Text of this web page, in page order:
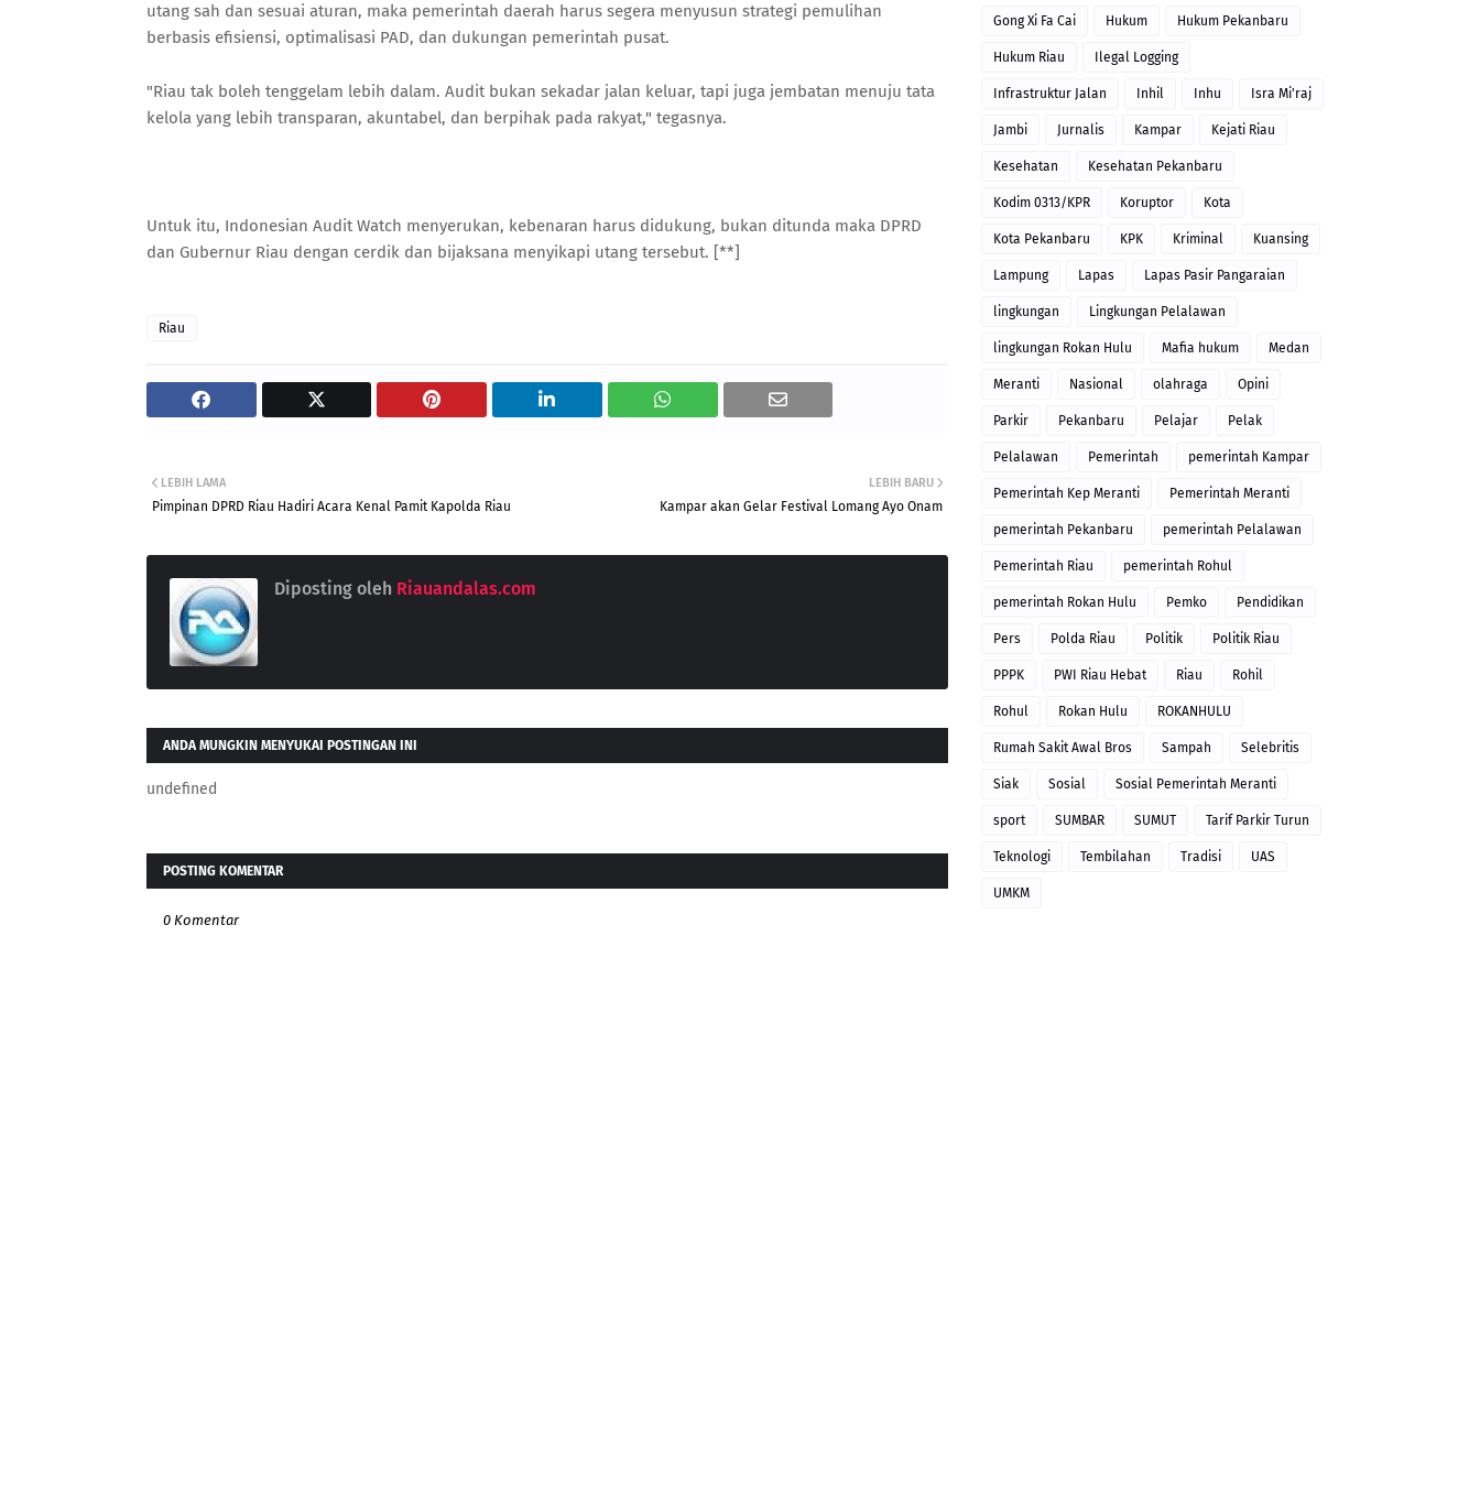
utang sah dan sesuai aturan, maka pemerintah daerah harus segera menyusun strategi pemulihan
berbasis efisiensi, optimalisasi PAD, dan dukungan pemerintah pusat.
"Riau tak boleh tenggelam lebih dalam. Audit bukan sekadar jalan keluar, tapi juga jembatan menuju tata
kelola yang lebih transparan, akuntabel, dan berpihak pada rakyat," tegasnya.
Untuk itu, Indonesian Audit Watch menyerukan, kebenaran harus didukung, bukan ditunda maka DPRD
dan Gubernur Riau dengan cerdik dan bijaksana menyikapi utang tersebut. [**]
Riau
LEBIH BARU
Kampar akan Gelar Festival Lomang Ayo Onam
LEBIH LAMA
Pimpinan DPRD Riau Hadiri Acara Kenal Pamit Kapolda Riau
Diposting oleh Riauandalas.com
ANDA MUNGKIN MENYUKAI POSTINGAN INI
undefined
POSTING KOMENTAR
0 Komentar
Gong Xi Fa Cai Hukum Hukum Pekanbaru
Hukum Riau Ilegal Logging
Infrastruktur Jalan Inhil Inhu Isra Mi'raj
Jambi Jurnalis Kampar Kejati Riau
Kesehatan Kesehatan Pekanbaru
Kodim 0313/KPR Koruptor Kota
Kota Pekanbaru KPK Kriminal Kuansing
Lampung Lapas Lapas Pasir Pangaraian
lingkungan Lingkungan Pelalawan
lingkungan Rokan Hulu Mafia hukum Medan
Meranti Nasional olahraga Opini
Parkir Pekanbaru Pelajar Pelak
Pelalawan Pemerintah pemerintah Kampar
Pemerintah Kep Meranti Pemerintah Meranti
pemerintah Pekanbaru pemerintah Pelalawan
Pemerintah Riau pemerintah Rohul
pemerintah Rokan Hulu Pemko Pendidikan
Pers Polda Riau Politik Politik Riau
PPPK PWI Riau Hebat Riau Rohil
Rohul Rokan Hulu ROKANHULU
Rumah Sakit Awal Bros Sampah Selebritis
Siak Sosial Sosial Pemerintah Meranti
sport SUMBAR SUMUT Tarif Parkir Turun
Teknologi Tembilahan Tradisi UAS
UMKM